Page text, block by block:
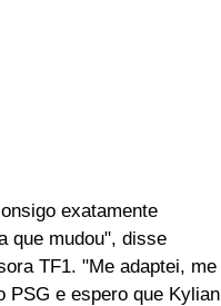
exatamente
que mudou", disse
TF1. "Me adaptei, me
PSG e espero que Kylian